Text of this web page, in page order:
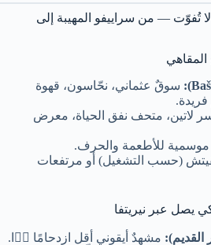
تُفوّت — من سراييفو المهيبة إلى
المقاهي
سوقٌ عثماني، نحّاسون، قهوة
لاتين، متحف نفق الحياة، معرض
للأطعمة والحرف.
(حسب التشغيل) أو مرتفعات
يصل عبر نيريتفا
مشهدٌ أيقوني أقل ازدحامًا 冬ًا.